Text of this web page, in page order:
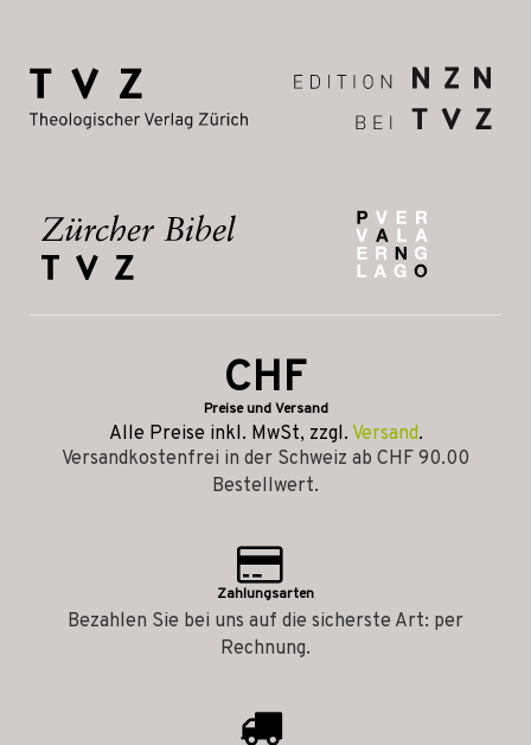
CHF
Preise und Versand
Alle Preise inkl. MwSt, zzgl. Versand.
Versandkostenfrei in der Schweiz ab CHF 90.00
Bestellwert.
Zahlungsarten
Bezahlen Sie bei uns auf die sicherste Art: per
Rechnung.